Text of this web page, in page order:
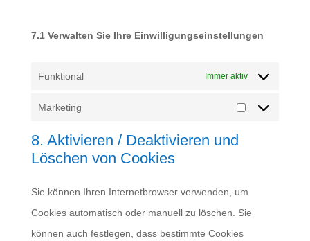
7.1 Verwalten Sie Ihre Einwilligungseinstellungen
Funktional Immer aktiv
Marketing
8. Aktivieren / Deaktivieren und
Löschen von Cookies
Sie können Ihren Internetbrowser verwenden, um
Cookies automatisch oder manuell zu löschen. Sie
können auch festlegen, dass bestimmte Cookies